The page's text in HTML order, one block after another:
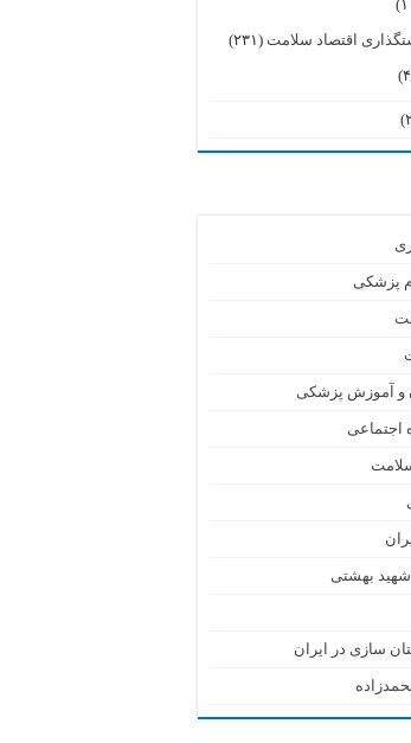
اقتصاد سلامت(۲۳۱)
پزشکی
و آموزش پزشکی
اجتماعی
بهشتی
سازی در ایران